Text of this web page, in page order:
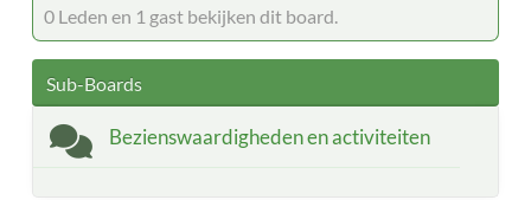
0 Leden en 1 gast bekijken dit board.
Sub-Boards
Bezienswaardigheden en activiteiten